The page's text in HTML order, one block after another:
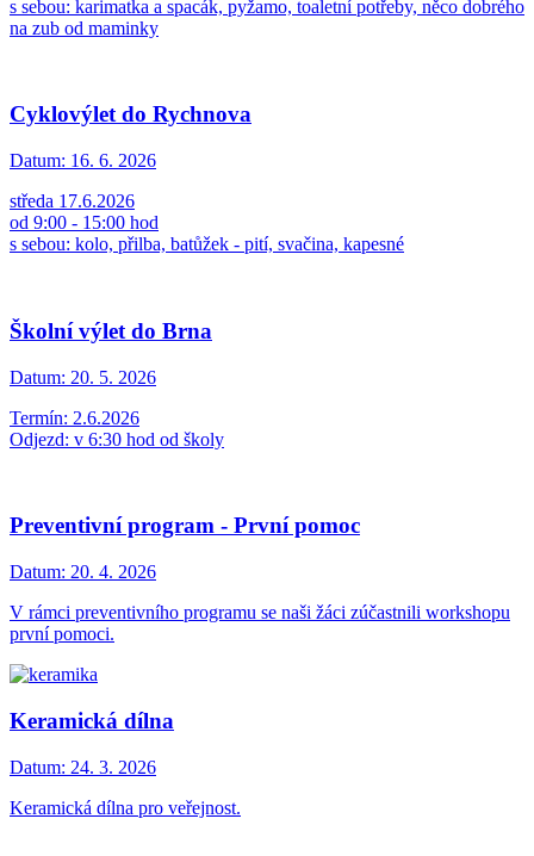
s sebou: karimatka a spacák, pyžamo, toaletní potřeby, něco dobrého
na zub od maminky
Cyklovýlet do Rychnova
Datum: 16. 6. 2026
středa 17.6.2026
od 9:00 - 15:00 hod
s sebou: kolo, přilba, batůžek - pití, svačina, kapesné
Školní výlet do Brna
Datum: 20. 5. 2026
Termín: 2.6.2026
Odjezd: v 6:30 hod od školy
Preventivní program - První pomoc
Datum: 20. 4. 2026
V rámci preventivního programu se naši žáci zúčastnili workshopu
první pomoci.
Keramická dílna
Datum: 24. 3. 2026
Keramická dílna pro veřejnost.